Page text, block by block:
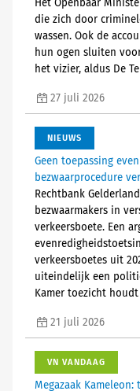
Het Openbaar
die zich door
wassen. Ook de
hun ogen sluiten
het vizier, aldus De
27 juli 2026
NIEUWS
Geen toepassing
bezwaarprocedure
Rechtbank
bezwaarmakers in
verkeersboete. Een
verkeersboetes uit
uiteindelijk een
Kamer toezicht
21 juli 2026
VN VANDAAG
Megazaak